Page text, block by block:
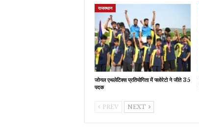
राजस्थान
जोनल एथलेटिक्स प्रतियोगिता में फ्लोरेटो ने जीते 35
पदक
PREV NEXT